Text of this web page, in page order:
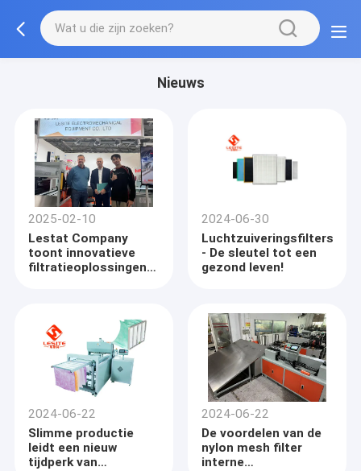
Nieuws
2025-02-10
Lestat Company
toont innovatieve
filtratieoplossingen
in Duitsland uit 2024
** ** Empoweratie
van de wereldwijde
industriële duurzame
ontwikkeling met
groene technologie
2024-06-30
Luchtzuiveringsfilters
- De sleutel tot een
gezond leven!
2024-06-22
Slimme productie
leidt een nieuw
tijdperk van
2024-06-22
De voordelen van de
nylon mesh filter
interne